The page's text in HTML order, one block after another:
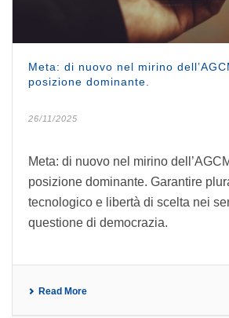
Meta: di nuovo nel mirino
posizione dominante.
26/11/2025
Meta: di nuovo nel mirino
posizione dominante. Garantire
tecnologico e libertà di scelta nei
questione di democrazia.
Read More